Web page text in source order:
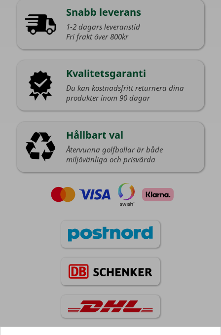
Snabb leverans
1-2 dagars leveranstid
Fri frakt över 800kr
Kvalitetsgaranti
Du kan kostnadsfritt returnera dina
produkter inom 90 dagar
Hållbart val
Återvunna golfbollar är både
miljövänliga och prisvärda